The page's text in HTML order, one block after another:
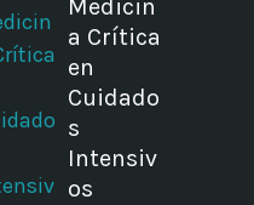
Medicin
a Crítica
en
Cuidado
s
Intensiv
os